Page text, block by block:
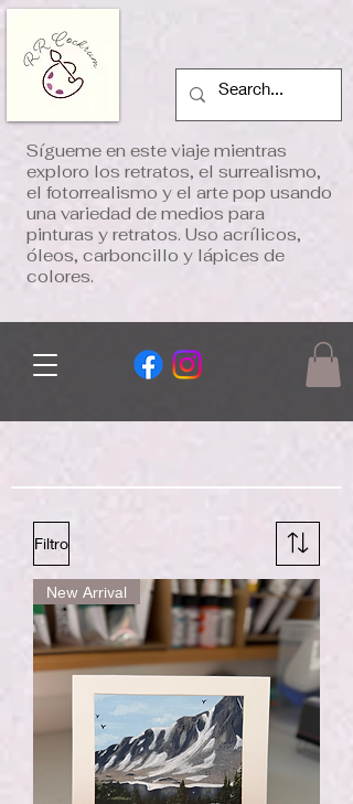
Sígueme en este viaje mientras
exploro los retratos, el surrealismo,
el fotorrealismo y el arte pop usando
una variedad de medios para
pinturas y retratos. Uso acrílicos,
óleos, carboncillo y lápices de
colores.
Filtro
New Arrival